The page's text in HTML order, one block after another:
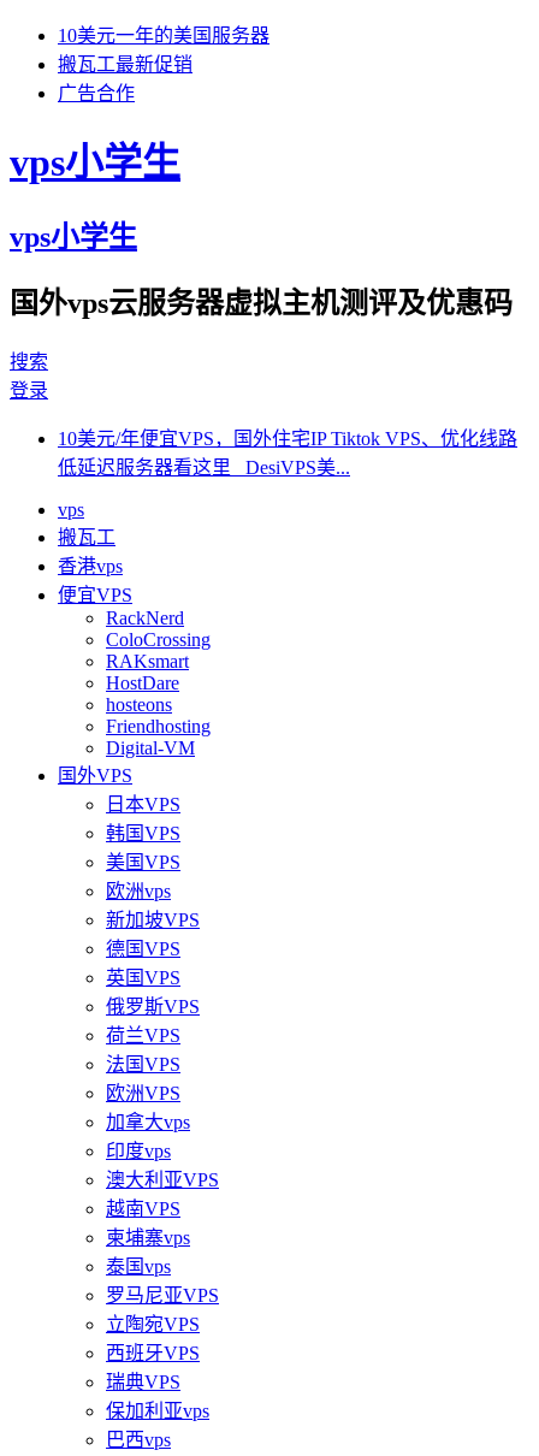
10美元一年的美国服务器
搬瓦工最新促销
广告合作
vps小学生
vps小学生
国外vps云服务器虚拟主机测评及优惠码
搜索
登录
10美元/年便宜VPS，国外住宅IP Tiktok VPS、优化线路
低延迟服务器看这里 DesiVPS美...
vps
搬瓦工
香港vps
便宜VPS
RackNerd
ColoCrossing
RAKsmart
HostDare
hosteons
Friendhosting
Digital-VM
国外VPS
日本VPS
韩国VPS
美国VPS
欧洲vps
新加坡VPS
德国VPS
英国VPS
俄罗斯VPS
荷兰VPS
法国VPS
欧洲VPS
加拿大vps
印度vps
澳大利亚VPS
越南VPS
柬埔寨vps
泰国vps
罗马尼亚VPS
立陶宛VPS
西班牙VPS
瑞典VPS
保加利亚vps
巴西vps